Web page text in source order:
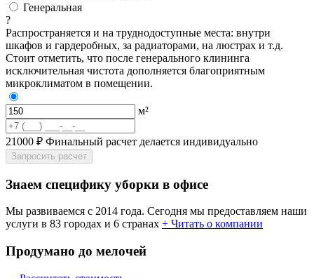
Генеральная
?
Распространяется и на труднодоступные места: внутри
шкафов и гардеробных, за радиаторами, на люстрах и т.д.
Стоит отметить, что после генерального клининга
исключительная чистота дополняется благоприятным
микроклиматом в помещении.
м²
21000 ₽ Финальный расчет делается индивидуально
Запросить расчет
Знаем специфику уборки в офисе
Мы развиваемся с 2014 года. Сегодня мы предоставляем наши
услуги в 83 городах и 6 странах + Читать о компании
Продумано до мелочей